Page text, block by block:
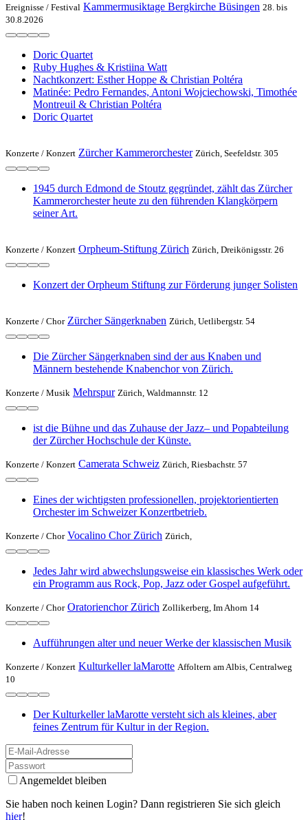
Ereignisse / Festival Kammermusiktage Bergkirche Büsingen 28. bis
30.8.2026
Doric Quartet
Ruby Hughes & Kristiina Watt
Nachtkonzert: Esther Hoppe & Christian Poltéra
Matinée: Pedro Fernandes, Antoni Wojciechowski, Timothée
Montreuil & Christian Poltéra
Doric Quartet
Konzerte / Konzert Zürcher Kammerorchester Zürich, Seefeldstr. 305
1945 durch Edmond de Stoutz gegründet, zählt das Zürcher
Kammerorchester heute zu den führenden Klangkörpern
seiner Art.
Konzerte / Konzert Orpheum-Stiftung Zürich Zürich, Dreikönigsstr. 26
Konzert der Orpheum Stiftung zur Förderung junger Solisten
Konzerte / Chor Zürcher Sängerknaben Zürich, Uetlibergstr. 54
Die Zürcher Sängerknaben sind der aus Knaben und
Männern bestehende Knabenchor von Zürich.
Konzerte / Musik Mehrspur Zürich, Waldmannstr. 12
ist die Bühne und das Zuhause der Jazz– und Popabteilung
der Zürcher Hochschule der Künste.
Konzerte / Konzert Camerata Schweiz Zürich, Riesbachstr. 57
Eines der wichtigsten professionellen, projektorientierten
Orchester im Schweizer Konzertbetrieb.
Konzerte / Chor Vocalino Chor Zürich Zürich,
Jedes Jahr wird abwechslungsweise ein klassisches Werk oder
ein Programm aus Rock, Pop, Jazz oder Gospel aufgeführt.
Konzerte / Chor Oratorienchor Zürich Zollikerberg, Im Ahorn 14
Aufführungen alter und neuer Werke der klassischen Musik
Konzerte / Konzert Kulturkeller laMarotte Affoltern am Albis, Centralweg
10
Der Kulturkeller laMarotte versteht sich als kleines, aber
feines Zentrum für Kultur in der Region.
Angemeldet bleiben
Sie haben noch keinen Login? Dann registrieren Sie sich gleich
hier!